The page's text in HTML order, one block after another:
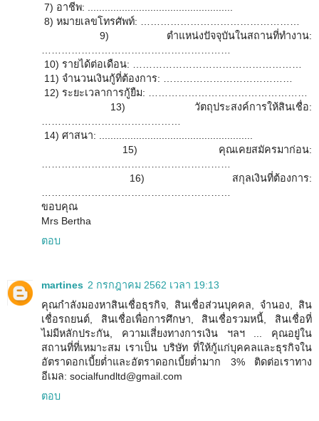
7) อาชีพ: ...................................................
8) หมายเลขโทรศัพท์: …………………………………………
9) ตำแหน่งปัจจุบันในสถานที่ทำงาน:
…………………………………………………
10) รายได้ต่อเดือน: ……………………………………………
11) จำนวนเงินกู้ที่ต้องการ: …………………………………
12) ระยะเวลาการกู้ยืม: …………………………………………
13) วัตถุประสงค์การให้สินเชื่อ:
……………………………………
14) ศาสนา: ......................................................
15) คุณเคยสมัครมาก่อน:
…………………………………………………
16) สกุลเงินที่ต้องการ:
…………………………………………………
ขอบคุณ
Mrs Bertha
ตอบ
martines 2 กรกฎาคม 2562 เวลา 19:13
คุณกำลังมองหาสินเชื่อธุรกิจ, สินเชื่อส่วนบุคคล, จำนอง, สิน
เชื่อรถยนต์, สินเชื่อเพื่อการศึกษา, สินเชื่อรวมหนี้, สินเชื่อที่
ไม่มีหลักประกัน, ความเสี่ยงทางการเงิน ฯลฯ ... คุณอยู่ใน
สถานที่ที่เหมาะสม เราเป็น บริษัท ที่ให้กู้แก่บุคคลและธุรกิจใน
อัตราดอกเบี้ยต่ำและอัตราดอกเบี้ยต่ำมาก 3% ติดต่อเราทาง
อีเมล: socialfundltd@gmail.com
ตอบ